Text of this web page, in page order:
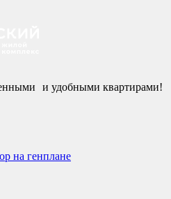
и удобными квартирами!
на генплане